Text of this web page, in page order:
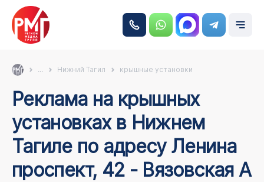
... Нижний Тагил крышные установки
Реклама на крышных
установках в Нижнем
Тагиле по адресу Ленина
проспект, 42 - Вязовская А